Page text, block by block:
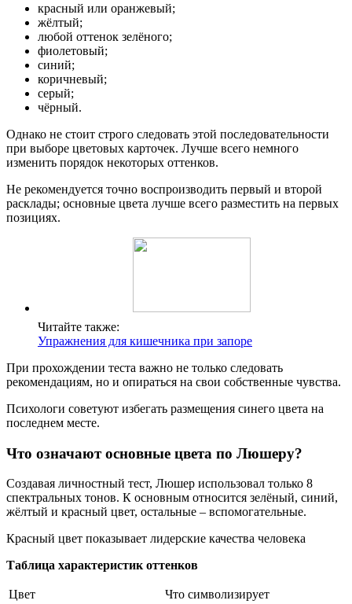
красный или оранжевый;
жёлтый;
любой оттенок зелёного;
фиолетовый;
синий;
коричневый;
серый;
чёрный.
Однако не стоит строго следовать этой последовательности
при выборе цветовых карточек. Лучше всего немного
изменить порядок некоторых оттенков.
Не рекомендуется точно воспроизводить первый и второй
расклады; основные цвета лучше всего разместить на первых
позициях.
Читайте также:
Упражнения для кишечника при запоре
При прохождении теста важно не только следовать
рекомендациям, но и опираться на свои собственные чувства.
Психологи советуют избегать размещения синего цвета на
последнем месте.
Что означают основные цвета по Люшеру?
Создавая личностный тест, Люшер использовал только 8
спектральных тонов. К основным относится зелёный, синий,
жёлтый и красный цвет, остальные – вспомогательные.
Красный цвет показывает лидерские качества человека
Таблица характеристик оттенков
Цвет Что символизирует